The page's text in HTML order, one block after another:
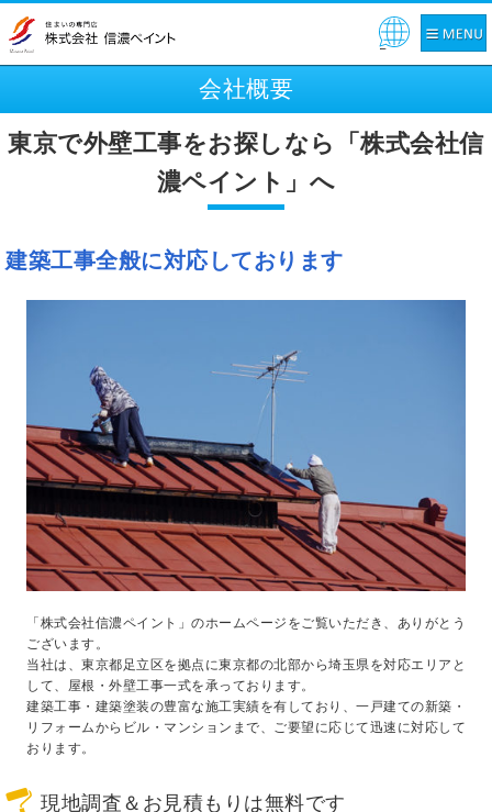
Pow
会社概要
東京で外壁工事をお探しなら「株式会社信
濃ペイント」へ
建築工事全般に対応しております
「株式会社信濃ペイント」のホームページをご覧いただき、ありがとう
ございます。
当社は、東京都足立区を拠点に東京都の北部から埼玉県を対応エリアと
して、屋根・外壁工事一式を承っております。
建築工事・建築塗装の豊富な施工実績を有しており、一戸建ての新築・
リフォームからビル・マンションまで、ご要望に応じて迅速に対応して
おります。
現地調査＆お見積もりは無料です